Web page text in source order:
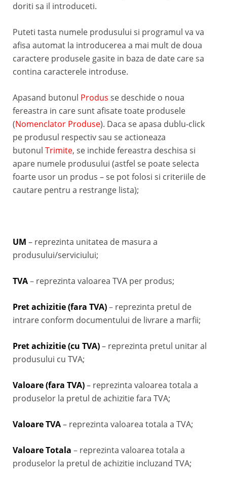
doriti sa il introduceti.
Puteti tasta numele produsului si programul va va
afisa automat la introducerea a mai mult de doua
caractere produsele gasite in baza de date care sa
contina caracterele introduse.
Apasand butonul Produsse deschide o noua
fereastra in care sunt afisate toate produsele
(Nomenclator Produse). Daca se apasa dublu-click
pe produsul respectiv sau se actioneaza
butonulTrimite, se inchide fereastra deschisa si
apare numele produsului (astfel se poate selecta
foarte usor un produs – se pot folosi si criteriile de
cautare pentru a restrange lista);
UM – reprezinta unitatea de masura a
produsului/serviciului;
TVA– reprezinta valoarea TVA per produs;
Pret achizitie (fara TVA)– reprezinta pretul de
intrare conform documentului de livrare a marfii;
Pret achizitie (cu TVA)– reprezinta pretul unitar al
produsului cu TVA;
Valoare (fara TVA)– reprezinta valoarea totala a
produselor la pretul de achizitie fara TVA;
Valoare TVA– reprezinta valoarea totala a TVA;
Valoare Totala – reprezinta valoarea totala a
produselor la pretul de achizitie incluzand TVA;